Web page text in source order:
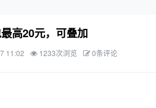
高20元，可叠加
11:02 1233次浏览 0条评论